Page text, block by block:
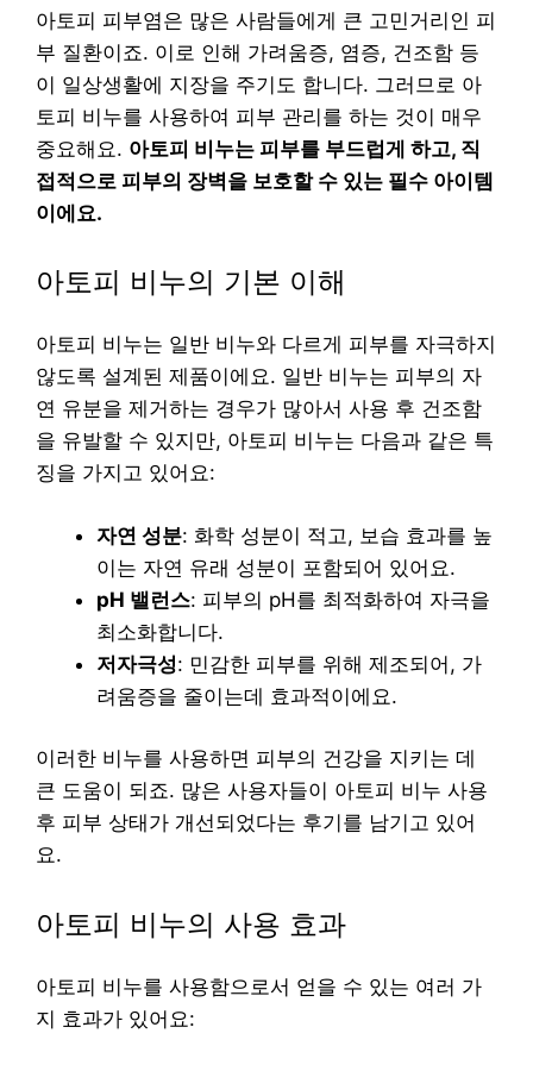
아토피 피부염은 많은 사람들에게 큰 고민거리인 피
부 질환이죠. 이로 인해 가려움증, 염증, 건조함 등
이 일상생활에 지장을 주기도 합니다. 그러므로 아
토피 비누를 사용하여 피부 관리를 하는 것이 매우
중요해요. 아토피 비누는 피부를 부드럽게 하고, 직
접적으로 피부의 장벽을 보호할 수 있는 필수 아이템
이에요.
아토피 비누의 기본 이해
아토피 비누는 일반 비누와 다르게 피부를 자극하지
않도록 설계된 제품이에요. 일반 비누는 피부의 자
연 유분을 제거하는 경우가 많아서 사용 후 건조함
을 유발할 수 있지만, 아토피 비누는 다음과 같은 특
징을 가지고 있어요:
자연 성분: 화학 성분이 적고, 보습 효과를 높
이는 자연 유래 성분이 포함되어 있어요.
pH 밸런스: 피부의 pH를 최적화하여 자극을
최소화합니다.
저자극성: 민감한 피부를 위해 제조되어, 가
려움증을 줄이는데 효과적이에요.
이러한 비누를 사용하면 피부의 건강을 지키는 데
큰 도움이 되죠. 많은 사용자들이 아토피 비누 사용
후 피부 상태가 개선되었다는 후기를 남기고 있어
요.
아토피 비누의 사용 효과
아토피 비누를 사용함으로서 얻을 수 있는 여러 가
지 효과가 있어요: